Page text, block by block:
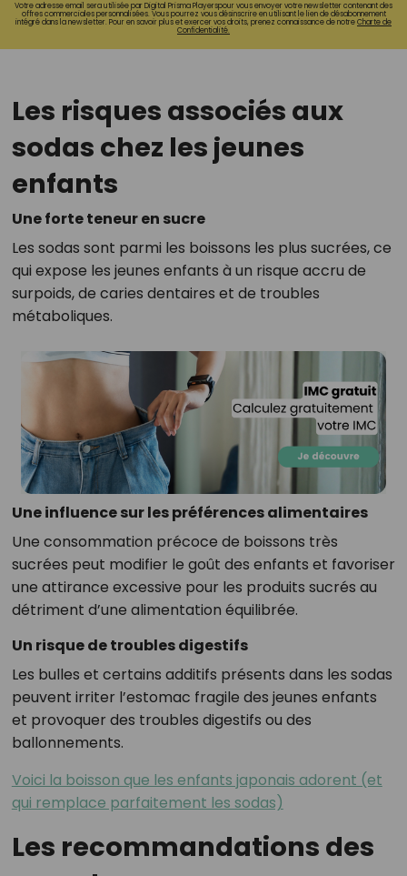
Votre adresse email sera utilisée par Digital Prisma Playerspour vous envoyer votre newsletter contenant des
offres commerciales personnalisées. Vous pourrez vous désinscrire en utilisant le lien de désabonnement
intégré dans la newsletter. Pour en savoir plus et exercer vos droits, prenez connaissance de notreCharte de
Confidentialité.
Les risques associés aux
sodas chez les jeunes
enfants
Une forte teneur en sucre
Les sodas sont parmi les boissons les plus sucrées, ce
qui expose les jeunes enfants à un risque accru de
surpoids, de caries dentaires et de troubles
métaboliques.
Une influence sur les préférences alimentaires
Une consommation précoce de boissons très
sucrées peut modifier le goût des enfants et favoriser
une attirance excessive pour les produits sucrés au
détriment d’une alimentation équilibrée.
Un risque de troubles digestifs
Les bulles et certains additifs présents dans les sodas
peuvent irriter l’estomac fragile des jeunes enfants
et provoquer des troubles digestifs ou des
ballonnements.
Voici la boisson que les enfants japonais adorent (et
qui remplace parfaitement les sodas)
Les recommandations des